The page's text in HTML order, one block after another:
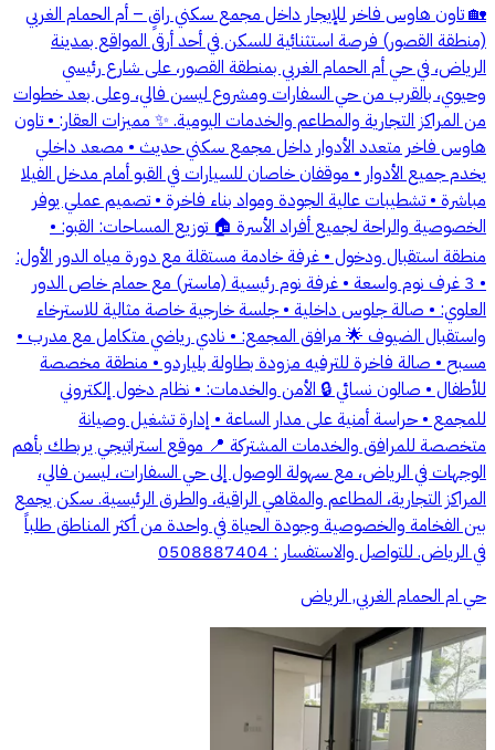
🏡 تاون هاوس فاخر للإيجار داخل مجمع سكني راقٍ – أم الحمام الغربي
(منطقة القصور) فرصة استثنائية للسكن في أحد أرقى المواقع بمدينة
الرياض، في حي أم الحمام الغربي بمنطقة القصور، على شارع رئيسي
وحيوي، بالقرب من حي السفارات ومشروع ليسن فالي، وعلى بعد خطوات
من المراكز التجارية والمطاعم والخدمات اليومية. ✨ مميزات العقار: • تاون
هاوس فاخر متعدد الأدوار داخل مجمع سكني حديث • مصعد داخلي
يخدم جميع الأدوار • موقفان خاصان للسيارات في القبو أمام مدخل الفيلا
مباشرة • تشطيبات عالية الجودة ومواد بناء فاخرة • تصميم عملي يوفر
الخصوصية والراحة لجميع أفراد الأسرة 🏠 توزيع المساحات: القبو: •
منطقة استقبال ودخول • غرفة خادمة مستقلة مع دورة مياه الدور الأول:
• 3 غرف نوم واسعة • غرفة نوم رئيسية (ماستر) مع حمام خاص الدور
العلوي: • صالة جلوس داخلية • جلسة خارجية خاصة مثالية للاسترخاء
واستقبال الضيوف 🌟 مرافق المجمع: • نادي رياضي متكامل مع مدرب •
مسبح • صالة فاخرة للترفيه مزودة بطاولة بلياردو • منطقة مخصصة
للأطفال • صالون نسائي 🔒 الأمن والخدمات: • نظام دخول إلكتروني
للمجمع • حراسة أمنية على مدار الساعة • إدارة تشغيل وصيانة
متخصصة للمرافق والخدمات المشتركة 📍 موقع استراتيجي يربطك بأهم
الوجهات في الرياض، مع سهولة الوصول إلى حي السفارات، ليسن فالي،
المراكز التجارية، المطاعم والمقاهي الراقية، والطرق الرئيسية. سكن يجمع
بين الفخامة والخصوصية وجودة الحياة في واحدة من أكثر المناطق طلباً
في الرياض. للتواصل والاستفسار : 0508887404
حي ام الحمام الغربي, الرياض